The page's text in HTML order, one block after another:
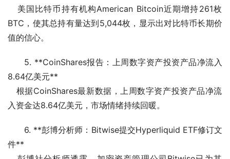
BTC，使其总持有量达到5,044枚，显示出对比特币长期价
值的信心。
5. **CoinShares报告：上周数字资产投资产品净流入
8.64亿美元**
入资金达8.64亿美元，市场情绪持续回暖。
6. **彭博分析师：Bitwise提交Hyperliquid ETF修订文
件**